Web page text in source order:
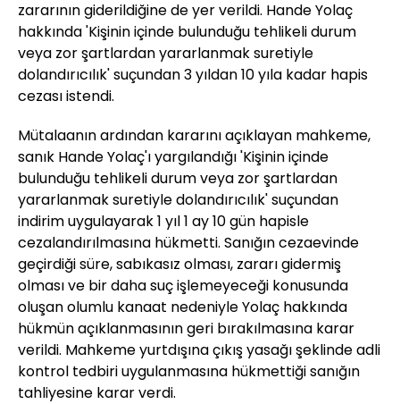
zararının giderildiğine de yer verildi. Hande Yolaç
hakkında 'Kişinin içinde bulunduğu tehlikeli durum
veya zor şartlardan yararlanmak suretiyle
dolandırıcılık' suçundan 3 yıldan 10 yıla kadar hapis
cezası istendi.
Mütalaanın ardından kararını açıklayan mahkeme,
sanık Hande Yolaç'ı yargılandığı 'Kişinin içinde
bulunduğu tehlikeli durum veya zor şartlardan
yararlanmak suretiyle dolandırıcılık' suçundan
indirim uygulayarak 1 yıl 1 ay 10 gün hapisle
cezalandırılmasına hükmetti. Sanığın cezaevinde
geçirdiği süre, sabıkasız olması, zararı gidermiş
olması ve bir daha suç işlemeyeceği konusunda
oluşan olumlu kanaat nedeniyle Yolaç hakkında
hükmün açıklanmasının geri bırakılmasına karar
verildi. Mahkeme yurtdışına çıkış yasağı şeklinde adli
kontrol tedbiri uygulanmasına hükmettiği sanığın
tahliyesine karar verdi.